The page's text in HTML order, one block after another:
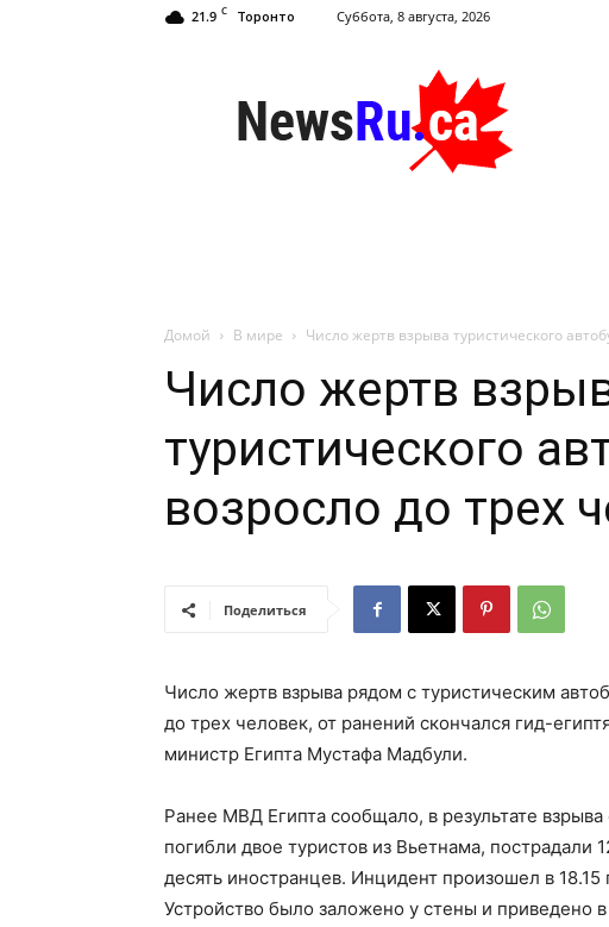
21.9 C Торонто Суббота, 8 августа, 2026
NewsRu.Ca
Домой В мире Число жертв взрыва туристического
Число жертв
туристического
возросло до трех
Поделиться
Число жертв взрыва рядом с туристическим
до трех человек, от ранений скончался гид-
министр Египта Мустафа Мадбули.
Ранее МВД Египта сообщало, в результате
погибли двое туристов из Вьетнама, пострадали
десять иностранцев. Инцидент произошел в
Устройство было заложено у стены и приведено